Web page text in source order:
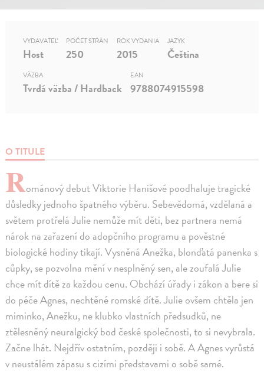
O TITULE
Románový debut Viktorie Hanišové poodhaluje tragické
důsledky jednoho špatného výběru. Sebevědomá, vzdělaná a
světem protřelá Julie nemůže mít děti, bez partnera nemá
nárok na zařazení do adopčního programu a pověstné
biologické hodiny tikají. Vysněná Anežka, blonďatá panenka s
cůpky, se pozvolna mění v nesplněný sen, ale zoufalá Julie
chce mít dítě za každou cenu. Obchází úřady i zákon a bere si
do péče Agnes, nechtěné romské dítě. Julie ovšem chtěla jen
miminko, Anežku, ne klubko vlastních předsudků, ne
ztělesněný neuralgický bod české společnosti, to si nevybrala.
Začne lhát. Nejdřív ostatním, později i sobě. A Agnes vyrůstá
v neustálém zápasu s cizími představami o sobě samé.
VYDAVATEĽ
Host
POČET STRÁN
250
ROK VYDANIA
2015
JAZYK
Čeština
VÄZBA
Tvrdá väzba / Hardback
EAN
9788074915598